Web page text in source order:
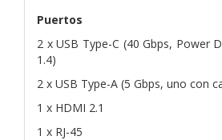
Puertos
2 x USB Type-C (40 Gbps, Power
1.4)
2 x USB Type-A (5 Gbps, uno con
1 x HDMI 2.1
1 x RJ-45